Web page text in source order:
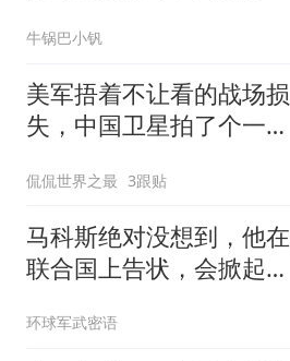
亿合同没你根本签不了
牛锅巴小钒
美军捂着不让看的战场损
失，中国卫星拍了个一清
侃侃世界之最 3跟贴
马科斯绝对没想到，他在
联合国上告状，会掀起中
环球军武密语